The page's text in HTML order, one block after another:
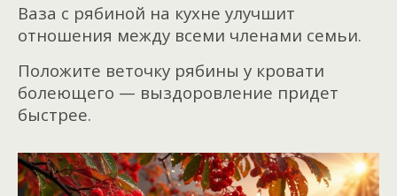
Ваза с рябиной на кухне улучшит
отношения между всеми членами семьи.
Положите веточку рябины у кровати
болеющего — выздоровление придет
быстрее.